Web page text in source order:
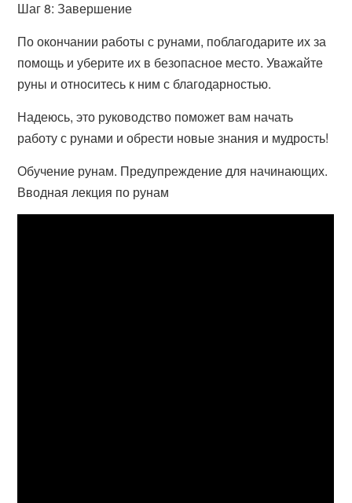
Шаг 8: Завершение
По окончании работы с рунами, поблагодарите их за
помощь и уберите их в безопасное место. Уважайте
руны и относитесь к ним с благодарностью.
Надеюсь, это руководство поможет вам начать
работу с рунами и обрести новые знания и мудрость!
Обучение рунам. Предупреждение для начинающих.
Вводная лекция по рунам